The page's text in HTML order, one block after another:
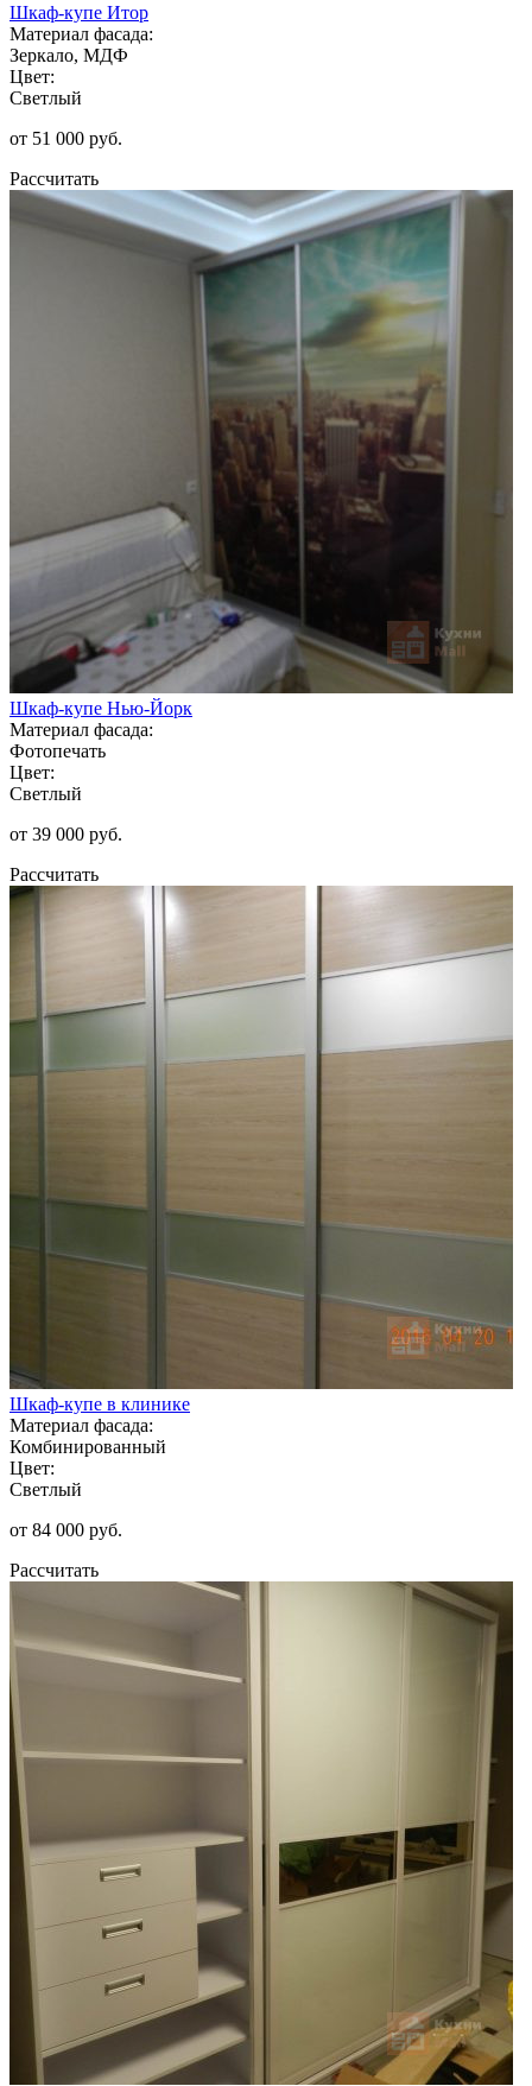
Шкаф-купе Итор
Материал фасада:
Зеркало, МДФ
Цвет:
Светлый
от 51 000 руб.
Рассчитать
Шкаф-купе Нью-Йорк
Материал фасада:
Фотопечать
Цвет:
Светлый
от 39 000 руб.
Рассчитать
Шкаф-купе в клинике
Материал фасада:
Комбинированный
Цвет:
Светлый
от 84 000 руб.
Рассчитать